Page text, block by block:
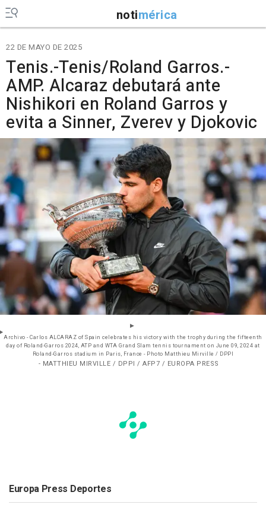
notimérica
22 DE MAYO DE 2025
Tenis.-Tenis/Roland Garros.-
AMP. Alcaraz debutará ante
Nishikori en Roland Garros y
evita a Sinner, Zverev y Djokovic
Archivo - Carlos ALCARAZ of Spain celebrates his victory with the trophy during the fifteenth
day of Roland-Garros 2024, ATP and WTA Grand Slam tennis tournament on June 09, 2024 at
Roland-Garros stadium in Paris, France - Photo Matthieu Mirville / DPPI
- MATTHIEU MIRVILLE / DPPI / AFP7 / EUROPA PRESS
Europa Press Deportes